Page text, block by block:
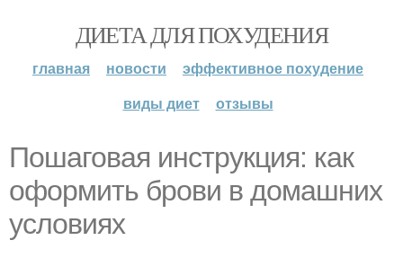
ДИЕТА ДЛЯ ПОХУДЕНИЯ
главная новости
эффективное похудение
виды диет
отзывы
Пошаговая инструкция: как
оформить брови в домашних
условиях